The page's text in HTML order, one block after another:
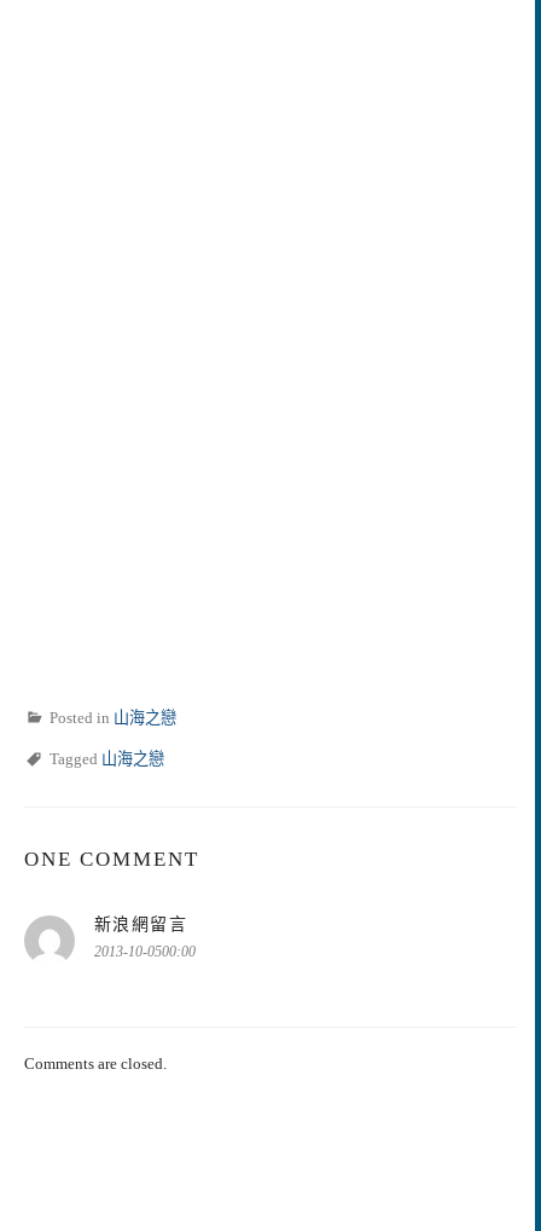
Posted in 山海之戀
Tagged 山海之戀
ONE COMMENT
新浪網留言
示:
2013-10-0500:00
Comments are closed.